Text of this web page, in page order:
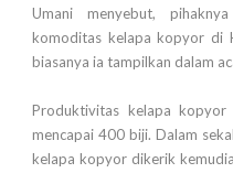
Umani menyebut,
komoditas kelapa kopyor di
biasanya ia tampilkan dalam
Produktivitas kelapa
mencapai 400 biji. Dalam
kelapa kopyor dikerik